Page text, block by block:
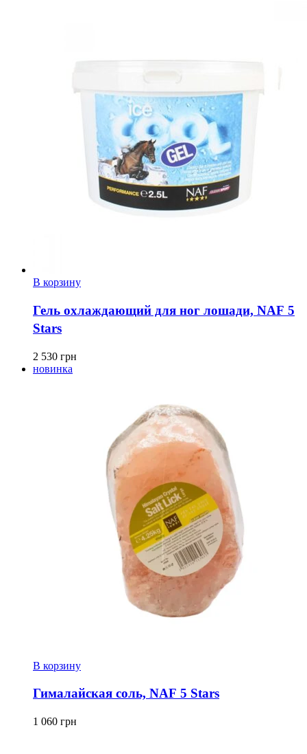
В корзину
Гель охлаждающий для ног лошади, NAF 5
Stars
2 530 грн
новинка
В корзину
Гималайская соль, NAF 5 Stars
1 060 грн